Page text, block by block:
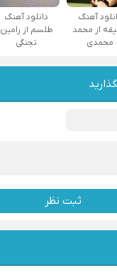
آهنگ
از محمد
محمدی
دانلود آهنگ
طلسم از رامین
تجنگی
ثبت نظر